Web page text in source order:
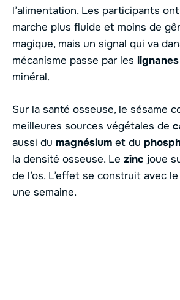
l’alimentation. Les participants
marche plus fluide et moins de
magique, mais un signal qui va
mécanisme passe par les lignanes
minéral.
Sur la santé osseuse, le sésame
meilleures sources végétales de
aussi du magnésium et du
la densité osseuse. Le zinc joue
de l’os. L’effet se construit avec
une semaine.